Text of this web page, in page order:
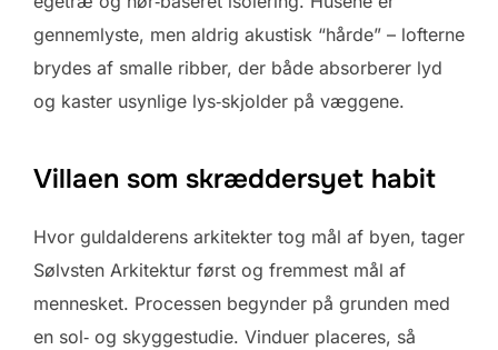
gennemlyste, men aldrig akustisk “hårde” – lofterne
brydes af smalle ribber, der både absorberer lyd
og kaster usynlige lys‑skjolder på væggene.
Villaen som skræddersyet habit
Hvor guldalderens arkitekter tog mål af byen, tager
Sølvsten Arkitektur først og fremmest mål af
mennesket. Processen begynder på grunden med
en sol‑ og skyggestudie. Vinduer placeres, så